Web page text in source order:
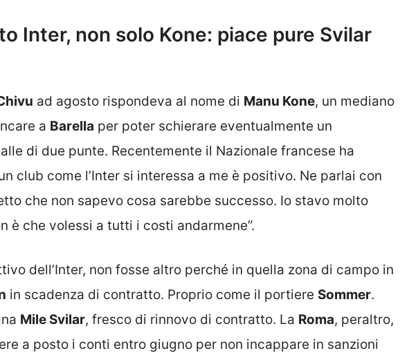
Inter, non solo Kone: piace pure Svilar
ad agosto rispondeva al nome di Manu Kone, un mediano
a Barella per poter schierare eventualmente un
di due punte. Recentemente il Nazionale francese ha
club come l’Inter si interessa a me è positivo. Ne parlai con
che non sapevo cosa sarebbe successo. Io stavo molto
è che volessi a tutti i costi andarmene”.
dell’Inter, non fosse altro perché in quella zona di campo in
in scadenza di contratto. Proprio come il portiere Sommer.
Mile Svilar, fresco di rinnovo di contratto. La Roma, peraltro,
a posto i conti entro giugno per non incappare in sanzioni